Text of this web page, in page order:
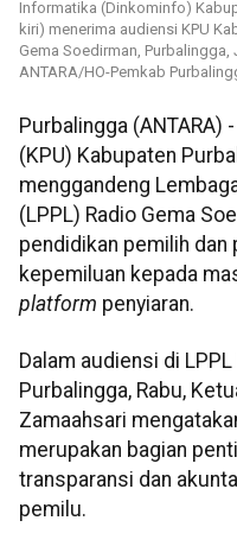
Informatika (Dinkominfo)
kiri) menerima audiensi KPU
Gema Soedirman,
ANTARA/HO-Pemkab
Purbalingga (ANTARA)
(KPU) Kabupaten
menggandeng
(LPPL) Radio Gema
pendidikan pemilih
kepemiluan kepada
platform penyiaran.
Dalam audiensi di
Purbalingga, Rabu,
Zamaahsari
merupakan bagian
transparansi dan
pemilu.